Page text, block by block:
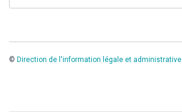
© Direction de l'information légale et administrative